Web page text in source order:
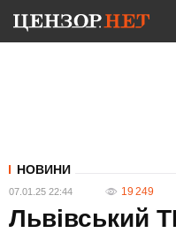
НОВИНИ
07.01.25 22:44 19 249
Львівський